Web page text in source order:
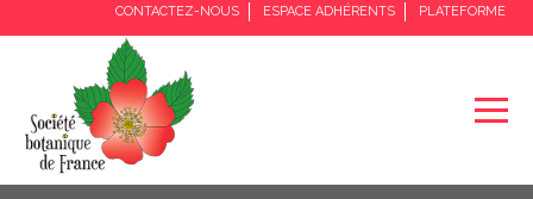
CONTACTEZ-NOUS ESPACE ADHÉRENTS PLATEFORME